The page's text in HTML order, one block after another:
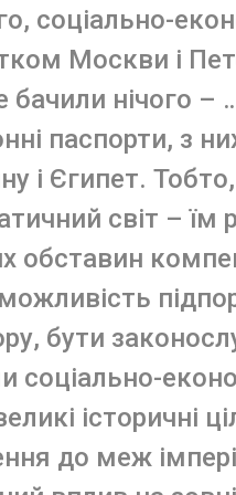
соціально-
Москви і
нічого –
паспорти, з
і Єгипет.
світ – їм
обставин
бути
соціально-
історичні
до меж